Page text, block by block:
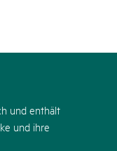
und enthält
und ihre